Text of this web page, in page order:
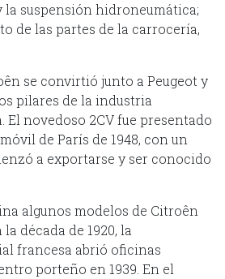
suspensión hidroneumática;
de las partes de la carrocería,
se convirtió junto a Peugeot y
pilares de la industria
El novedoso 2CV fue presentado
de París de 1948, con un
a exportarse y ser conocido
algunos modelos de Citroên
década de 1920, la
francesa abrió oficinas
porteño en 1939. En el